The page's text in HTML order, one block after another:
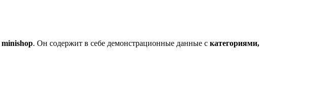
minishop. Он содержит в себе демонстрационные данные с категориями,